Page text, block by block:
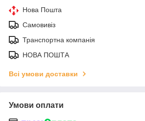
Нова Пошта
Самовивіз
Транспортна компанія
НОВА ПОШТА
Всі умови доставки
Умови оплати